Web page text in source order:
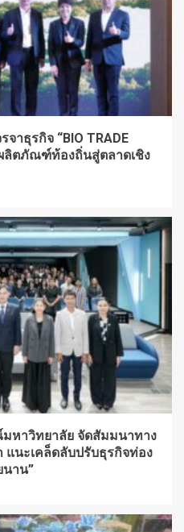
จาธุรกิจ “BIO TRADE
ลิตภัณฑ์ท้องถิ่นสู่ตลาดเชิง
หาวิทยาลัย จัดสัมมนาทาง
แนะเคล็ดลับปรับธุรกิจท่อง
นาน”